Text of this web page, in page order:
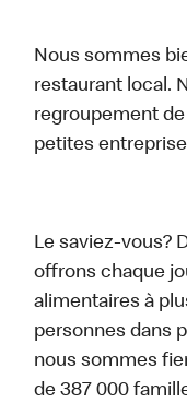
Nous sommes
restaurant local.
regroupement
petites
Le saviez-vous?
offrons chaque
alimentaires à
personnes dans
nous sommes
de 387 000